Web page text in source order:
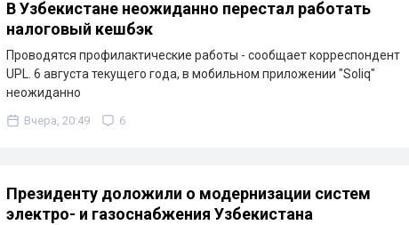
В Узбекистане неожиданно перестал работать
налоговый кешбэк
Проводятся профилактические работы - сообщает корреспондент
UPL. 6 августа текущего года, в мобильном приложении "Soliq"
неожиданно
Вчера, 20:49 6
Президенту доложили о модернизации систем
электро- и газоснабжения Узбекистана